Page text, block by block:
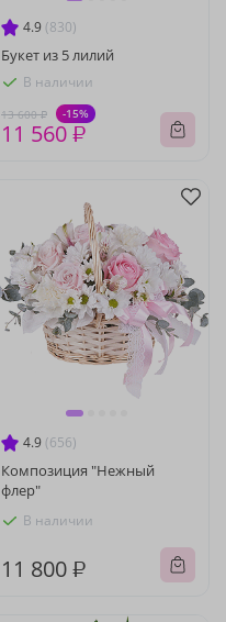
4.9 (830)
Букет из 5 лилий
В наличии
13 600 ₽ -15%
11 560 ₽
4.9 (656)
Композиция "Нежный
флер"
В наличии
11 800 ₽